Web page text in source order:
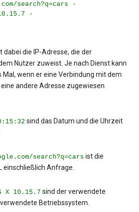
search?q=cars -
-
dabei die IP-Adresse, die der
Nutzer zuweist. Je nach Dienst kann
Mal, wenn er eine Verbindung mit dem
andere Adresse zugewiesen
sind das Datum und die Uhrzeit
search?q=cars ist die
einschließlich Anfrage.
X 10.15.7 sind der verwendete
Betriebssystem.